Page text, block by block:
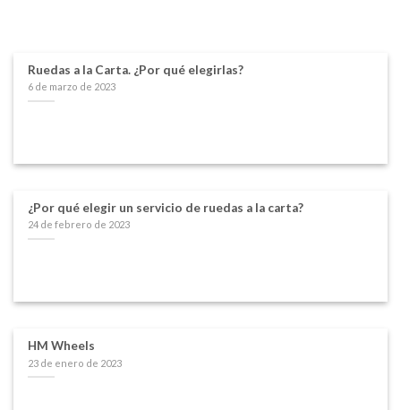
Ruedas a la Carta. ¿Por qué elegirlas?
6 de marzo de 2023
¿Por qué elegir un servicio de ruedas a la carta?
24 de febrero de 2023
HM Wheels
23 de enero de 2023